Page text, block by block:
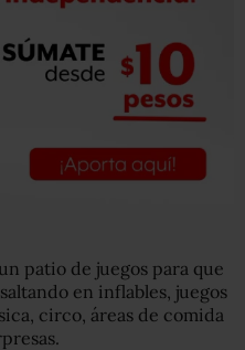
patio de juegos para que
en inflables, juegos
circo, áreas de comida